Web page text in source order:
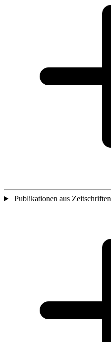
Publikationen aus Zeitschriften